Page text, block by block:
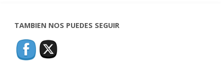
de
entradas
TAMBIEN NOS PUEDES SEGUIR